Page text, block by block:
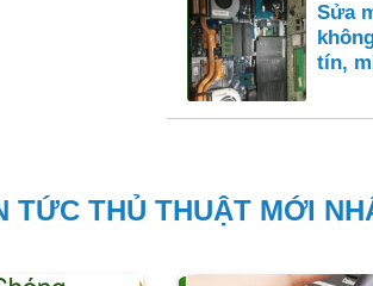
Sửa
tín,
TỨC THỦ THUẬT MỚI